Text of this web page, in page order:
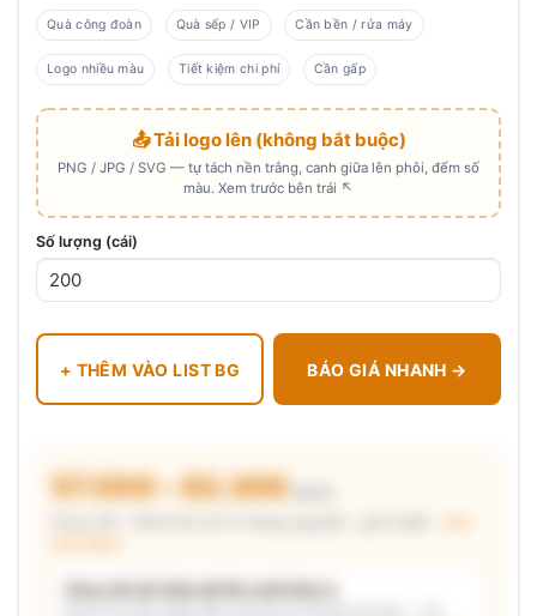
Quà công đoàn Quà sếp / VIP Cần bền / rửa máy
Logo nhiều màu Tiết kiệm chi phí Cần gấp
📤 Tải logo lên (không bắt buộc)
PNG / JPG / SVG — tự tách nền trắng, canh giữa lên phôi, đếm số
màu. Xem trước bên trái ↖
Số lượng (cái)
+ THÊM VÀO LIST BG BÁO GIÁ NHANH →
57.500 – 62.300